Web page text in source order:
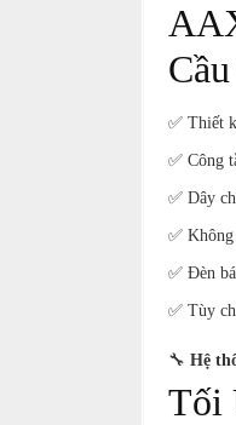
✅ Thiết
✅ Công
✅ Dây
✅
✅ Đèn
✅ Tùy
🔧 Hệ
Tối